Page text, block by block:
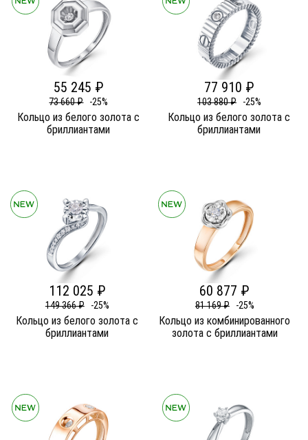
55 245 ₽
73 660 ₽ -25%
Кольцо из белого золота c
бриллиантами
77 910 ₽
103 880 ₽ -25%
Кольцо из белого золота c
бриллиантами
112 025 ₽
149 366 ₽ -25%
Кольцо из белого золота c
бриллиантами
60 877 ₽
81 169 ₽ -25%
Кольцо из комбинированного
золота c бриллиантами